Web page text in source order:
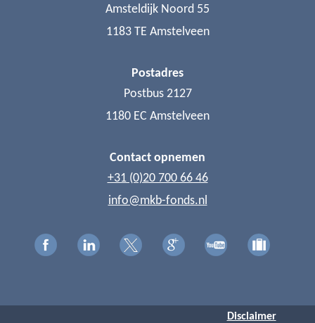
Amsteldijk Noord 55
1183 TE Amstelveen
Postadres
Postbus 2127
1180 EC Amstelveen
Contact opnemen
+31 (0)20 700 66 46
info@mkb-fonds.nl
Disclaimer